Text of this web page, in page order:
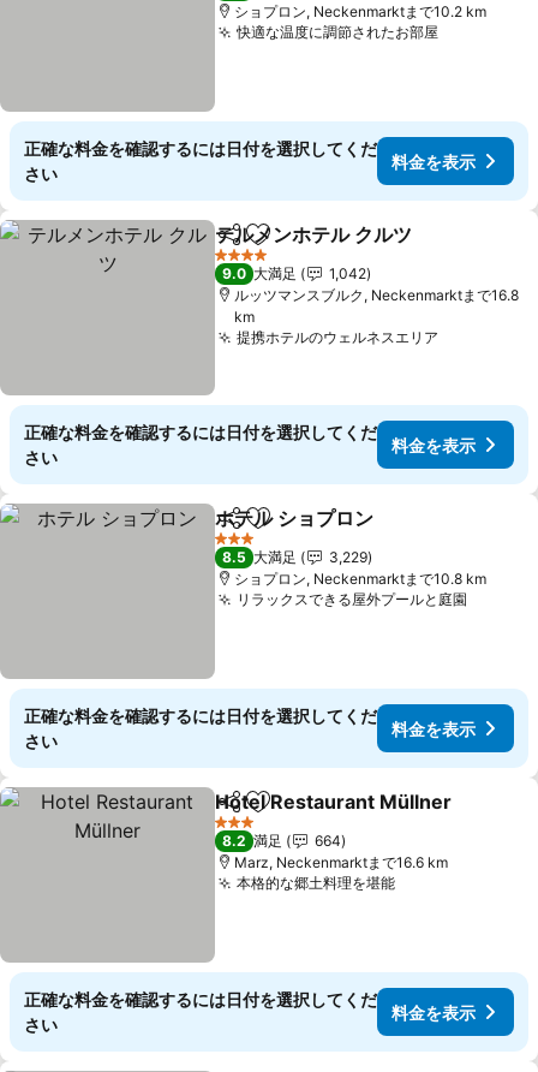
ショプロン, Neckenmarktまで10.2 km
快適な温度に調節されたお部屋
正確な料金を確認するには日付を選択してくだ
さい
料金を表示
シェアお気に入りに追加
テルメンホテル クルツ
4 ホテルのランク
9.0 大満足
1,042
ルッツマンスブルク, Neckenmarktまで16.8
km
提携ホテルのウェルネスエリア
正確な料金を確認するには日付を選択してくだ
さい
料金を表示
シェアお気に入りに追加
ホテル ショプロン
3 ホテルのランク
8.5 大満足
3,229
ショプロン, Neckenmarktまで10.8 km
リラックスできる屋外プールと庭園
正確な料金を確認するには日付を選択してくだ
さい
料金を表示
シェアお気に入りに追加
Hotel Restaurant Müllner
3 ホテルのランク
8.2 満足
664
Marz, Neckenmarktまで16.6 km
本格的な郷土料理を堪能
正確な料金を確認するには日付を選択してくだ
さい
料金を表示